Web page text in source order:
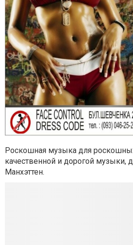
Роскошная музыка для
качественной и дорогой музыки,
Манхэттен.